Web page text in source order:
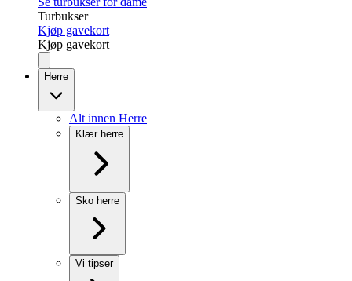
Turbukser
Kjøp gavekort
Kjøp gavekort
Herre
Alt innen Herre
Klær herre
Sko herre
Vi tipser